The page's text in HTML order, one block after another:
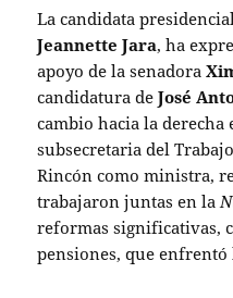
La candidata
Jeannette Jara, ha
apoyo de la senadora
candidatura deJosé
cambio hacia la derecha
subsecretaria del
Rincón como ministra,
trabajaron juntas en la
reformas significativas,
pensiones, que enfrentó